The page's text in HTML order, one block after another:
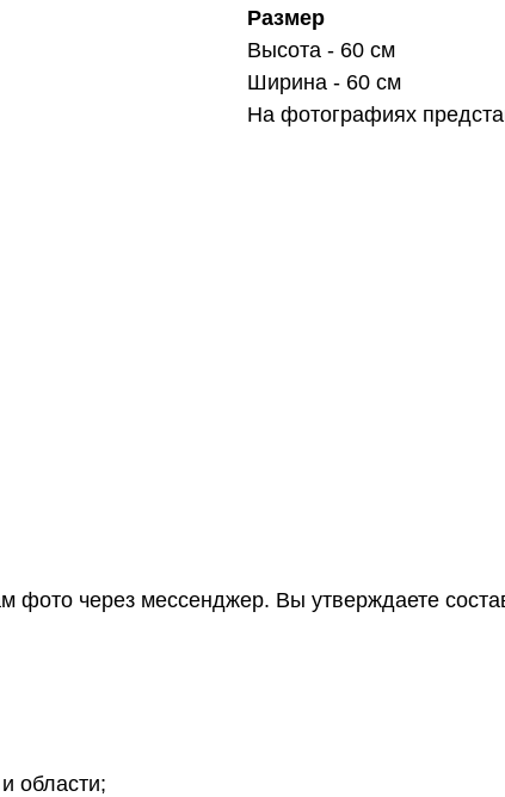
Размер
Высота - 60 см
Ширина - 60 см
На фотографиях
фото через мессенджер. Вы утверждаете
области;